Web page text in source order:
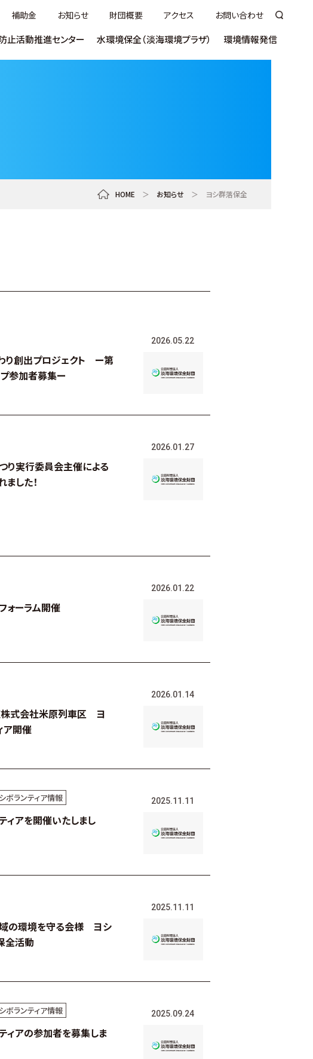
補助金 お知らせ 財団概要 アクセス お問い合わせ
止活動推進センター
ト啓発 お役立ち資料
水環境保全（淡海環境プラザ） 環境情報発信
HOME ＞ お知らせ ＞ ヨシ群落保全
2026.05.22
り創出プロジェクト ー第
参加者募集ー
2026.01.27
り実行委員会主催による
した！
2026.01.22
ォーラム開催
2026.01.14
式会社米原列車区 ヨ
ア開催
ボランティア情報 2025.11.11
ィアを開催いたしまし
2025.11.11
の環境を守る会様 ヨシ
全活動
ボランティア情報 2025.09.24
ィアの参加者を募集しま